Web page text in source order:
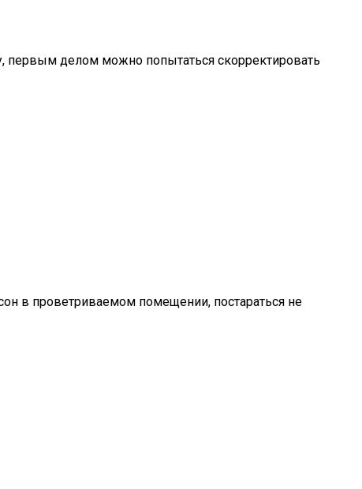
первым делом можно попытаться скорректировать
в проветриваемом помещении, постараться не